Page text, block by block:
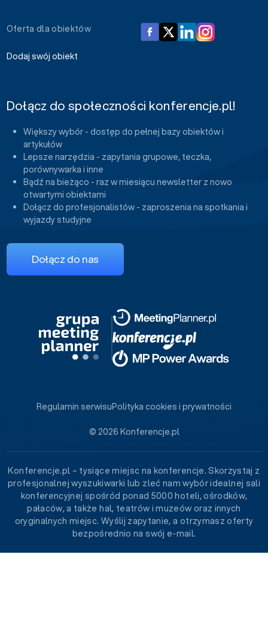
Oferta dla obiektów
Dodaj swój obiekt
Dołącz do społeczności konferencje.pl!
Większy wybór - dostęp do pełnej bazy obiektów i
artykułów
Lepsze narzędzia - zapytania grupowe, teczka,
porównywarka i inne
Bądź na bieżąco - raz w miesiącu newsletter z nowo
otwartymi obiektami
Dołącz do profesjonalistów - zaproszenia na spotkania i
wyjazdy studyjne
Dołącz do nas
© 2026 Konferencje.pl
Regulamin serwisuPolityka cookies i prywatności
Konferencje.pl – tysiące miejsc na konferencje. Skorzystaj z
profesjonalnej wyszukiwarki lub zleć nam wybór idealnej sali
konferencyjnej spośród ponad 5000 hoteli, ośrodków,
pałaców, a także hal, teatrów i muzeów oraz innych
oryginalnych miejsc. Wyślij zapytanie, a otrzymasz oferty
bezpośrednio na swój e-mail.